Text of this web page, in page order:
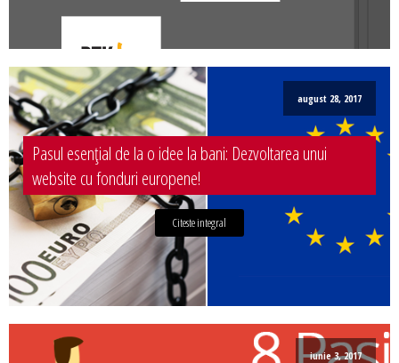
august 28, 2017
Pasul esențial de la o idee la bani: Dezvoltarea unui
website cu fonduri europene!
Citeste integral
iunie 3, 2017